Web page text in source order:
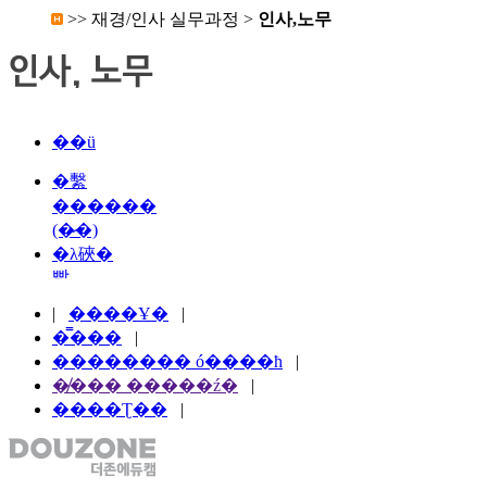
>> 재경/인사 실무과정 > 인사,노무
| ����Ұ�
|
�̿���
|
�������� ó����ħ
|
�̸��� �����ź�
|
����Ʈ��
|